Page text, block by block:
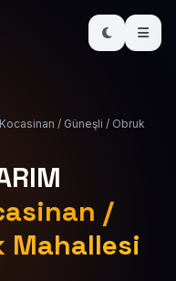
/ Güneşli / Obruk
/
Mahallesi